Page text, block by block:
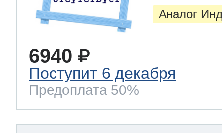
Аналог
6940
Поступит 6 декабря
Предоплата 50%